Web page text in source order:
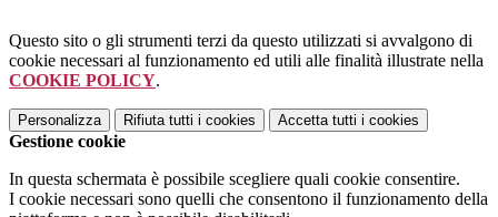
Questo sito o gli strumenti terzi da questo utilizzati si avvalgono di
cookie necessari al funzionamento ed utili alle finalità illustrate nella
COOKIE POLICY.
Personalizza Rifiuta tutti i cookies Accetta tutti i cookies
Gestione cookie
In questa schermata è possibile scegliere quali cookie consentire.
I cookie necessari sono quelli che consentono il funzionamento della